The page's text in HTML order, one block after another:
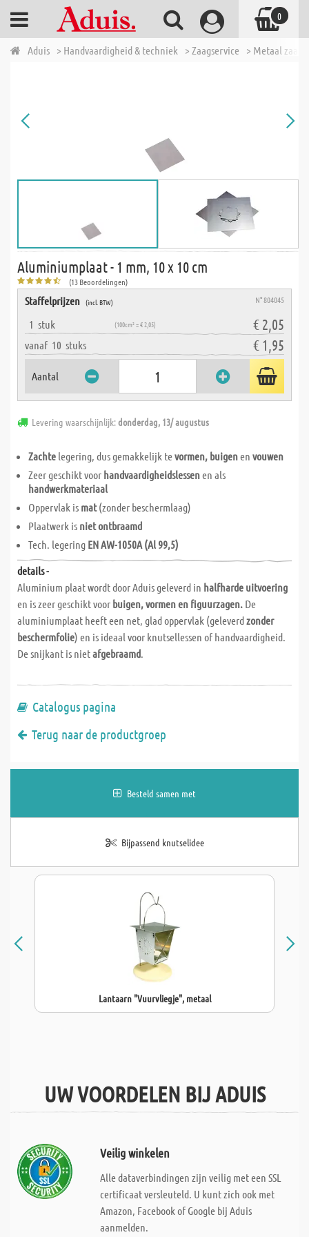
Aduis > Handvaardigheid & techniek > Zaagservice > Metaal
Aluminiumplaat - 1 mm, 10 x 10 cm
(13 Beoordelingen)
Staffelprijzen (incl. BTW) N° 804045
1 stuk (100cm² = € 2,05) € 2,05
vanaf 10 stuks € 1,95
Aantal
Levering waarschijnlijk:donderdag, 13/ augustus
Zachte legering, dus gemakkelijk tevormen, buigenen vouwen
Zeer geschikt voor handvaardigheidslessenen als
handwerkmateriaal
Oppervlak is mat(zonder beschermlaag)
Plaatwerk is niet ontbraamd
Tech. legering EN AW-1050A (Al 99,5)
details -
Aluminium plaat wordt door Aduis geleverd in halfharde uitvoering
en is zeer geschikt voor buigen, vormen en figuurzagen. De
aluminiumplaat heeft een net, glad oppervlak (geleverdzonder
beschermfolie) en is ideaal voor knutsellessen of handvaardigheid.
De snijkant is nietafgebraamd.
Catalogus pagina
Terug naar de productgroep
Besteld samen met
Bijpassend knutselidee
Lantaarn "Vuurvliegje", metaal
UW VOORDELEN BIJ ADUIS
Veilig winkelen
Alle dataverbindingen zijn veilig met een SSL
certificaat versleuteld. U kunt zich ook met
Amazon, Facebook of Google bij Aduis
aanmelden.
0